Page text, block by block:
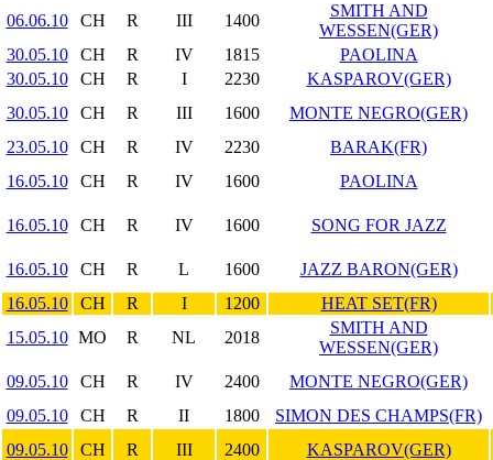
06.06.10 CH R III 1400
SMITH AND
WESSEN(GER)
30.05.10
CH R IV 1815
PAOLINA
30.05.10
CH R I 2230
KASPAROV(GER)
30.05.10
CH R III 1600
MONTE NEGRO(GER)
23.05.10
CH R IV 2230
BARAK(FR)
16.05.10
CH R IV 1600 PAOLINA
16.05.10 CH R IV 1600 SONG FOR JAZZ
16.05.10 CH R L 1600
JAZZ BARON(GER)
16.05.10
CH R I 1200
HEAT SET(FR)
15.05.10 MO R NL 2018
SMITH AND
WESSEN(GER)
09.05.10
CH R IV 2400
MONTE NEGRO(GER)
09.05.10
CH R II 1800
SIMON DES CHAMPS(FR)
09.05.10
CH R III 2400 KASPAROV(GER)